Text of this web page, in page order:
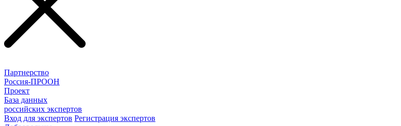
Партнерство
Россия-ПРООН
Проект
База данных
российских экспертов
Вход для экспертов Регистрация экспертов